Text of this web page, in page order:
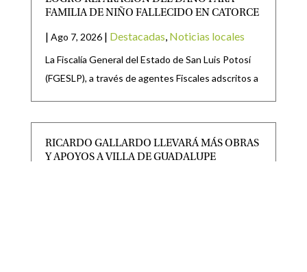
FAMILIA DE NIÑO FALLECIDO EN CATORCE
| Ago 7, 2026 | Destacadas, Noticias locales
La Fiscalía General del Estado de San Luis Potosí
(FGESLP), a través de agentes Fiscales adscritos a
RICARDO GALLARDO LLEVARÁ MÁS OBRAS
Y APOYOS A VILLA DE GUADALUPE